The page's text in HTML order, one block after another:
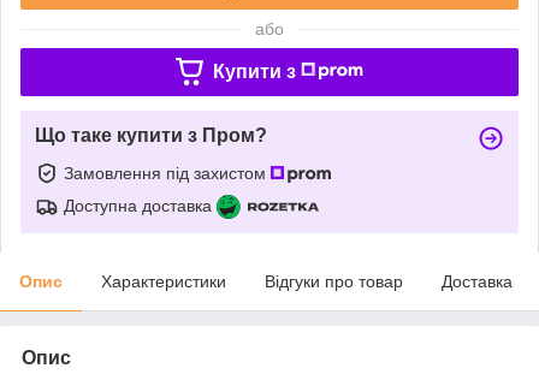
або
Купити з
Що таке купити з Пром?
Замовлення під захистом
Доступна доставка
Опис Характеристики Відгуки про товар Доставка
Опис